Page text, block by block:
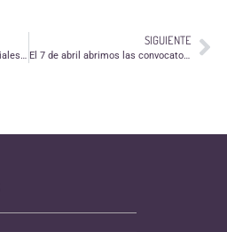
SIGUIENTE
El 7 de abril abrimos las convocatorias de ayudas para la Acción social en el ámbito rural y la Lucha contra la pobreza infantil y la exclusión social 2021